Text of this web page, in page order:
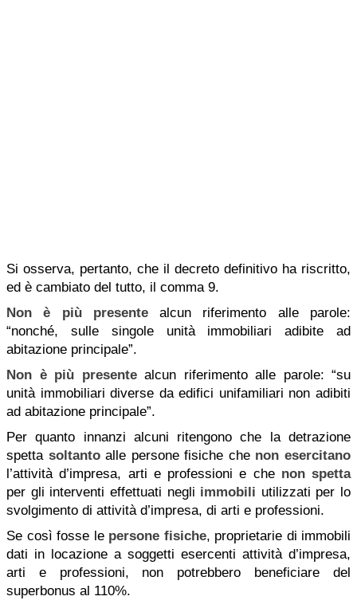
Si osserva, pertanto, che il decreto definitivo ha riscritto,
ed è cambiato del tutto, il comma 9.
Non è più presentealcun riferimento alle parole:
“nonché, sulle singole unità immobiliari adibite ad
abitazione principale”.
Non è più presentealcun riferimento alle parole: “su
unità immobiliari diverse da edifici unifamiliari non adibiti
ad abitazione principale”.
Per quanto innanzi alcuni ritengono che la detrazione
spetta soltantoalle persone fisiche che non esercitano
l’attività d’impresa, arti e professioni e che non spetta
per gli interventi effettuati negli immobili utilizzati per lo
svolgimento di attività d’impresa, di arti e professioni.
Se così fosse le persone fisiche, proprietarie di immobili
dati in locazione a soggetti esercenti attività d’impresa,
arti e professioni, non potrebbero beneficiare del
superbonus al 110%.